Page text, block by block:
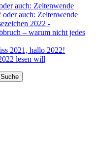
auch: Zeitenwende
auch: Zeitenwende
2022 -
– warum nicht jedes
2021, hallo 2022!
lesen will